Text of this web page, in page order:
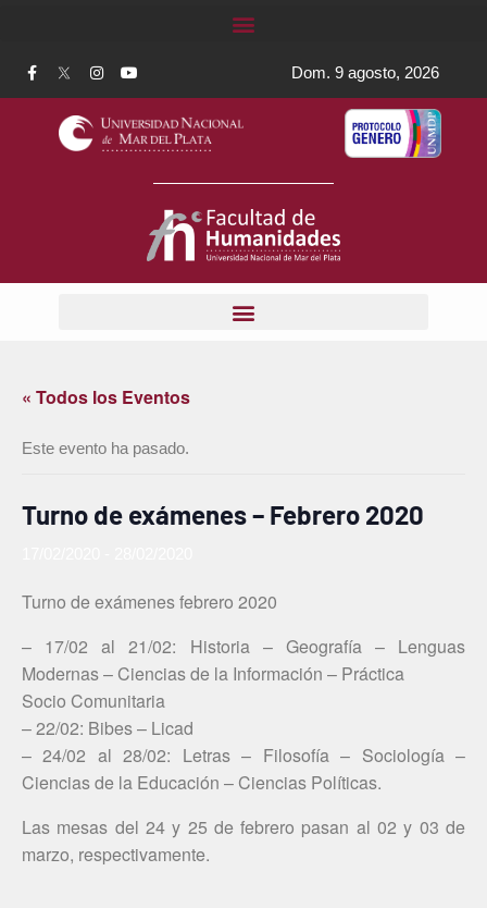
Dom. 9 agosto, 2026
« Todos los Eventos
Este evento ha pasado.
Turno de exámenes – Febrero 2020
Turno de exámenes febrero 2020
– 17/02 al 21/02: Historia – Geografía – Lenguas
Modernas – Ciencias de la Información – Práctica
Socio Comunitaria
– 22/02: Bibes – Licad
– 24/02 al 28/02: Letras – Filosofía – Sociología –
Ciencias de la Educación – Ciencias Políticas.
Las mesas del 24 y 25 de febrero pasan al 02 y 03 de
marzo, respectivamente.